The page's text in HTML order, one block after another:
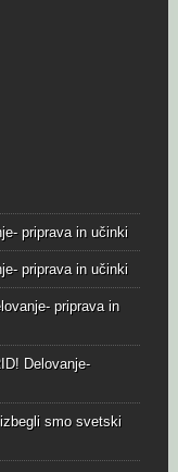
priprava in učinki
priprava in učinki
priprava in
Delovanje-
smo svetski